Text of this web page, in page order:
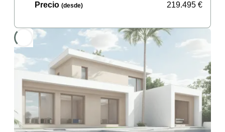
Precio (desde) 219.495 €